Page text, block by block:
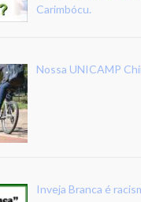
Carimbócu.
Nossa UNICAMP
Inveja Branca é